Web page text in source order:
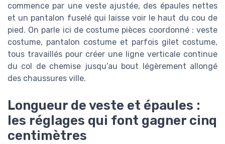
commence par une veste ajustée, des épaules nettes
et un pantalon fuselé qui laisse voir le haut du cou de
pied. On parle ici de costume pièces coordonné : veste
costume, pantalon costume et parfois gilet costume,
tous travaillés pour créer une ligne verticale continue
du col de chemise jusqu’au bout légèrement allongé
des chaussures ville.
Longueur de veste et épaules :
les réglages qui font gagner cinq
centimètres